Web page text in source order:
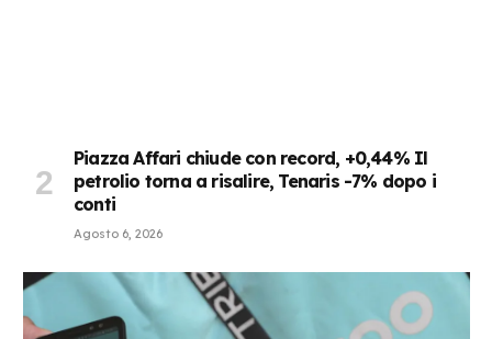
Piazza Affari chiude con record, +0,44% Il
petrolio torna a risalire, Tenaris -7% dopo i
conti
Agosto 6, 2026